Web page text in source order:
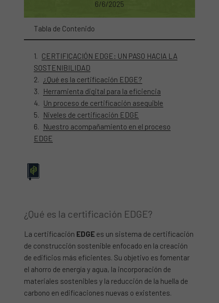
6/6/2025
Tabla de Contenido
CERTIFICACIÓN EDGE: UN PASO HACIA LA
SOSTENIBILIDAD
¿Qué es la certificación EDGE?
Herramienta digital para la eficiencia
Un proceso de certificación asequible
Niveles de certificación EDGE
Nuestro acompañamiento en el proceso
EDGE
¿Qué es la certificación EDGE?
La certificación EDGE es un sistema de certificación
de construcción sostenible enfocado en la creación
de edificios más eficientes. Su objetivo es fomentar
el ahorro de energía y agua, la incorporación de
materiales sostenibles y la reducción de la huella de
carbono en edificaciones nuevas o existentes.